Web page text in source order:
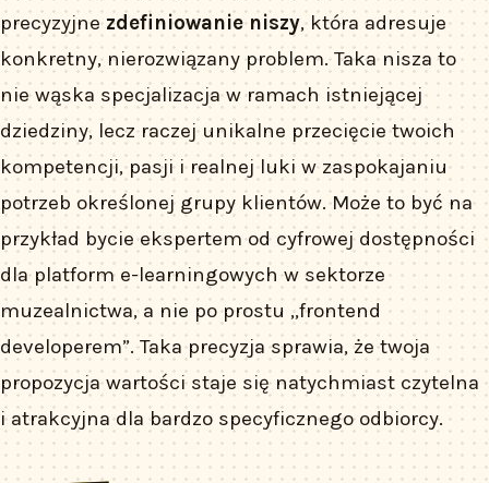
precyzyjnezdefiniowanie niszy, która adresuje
konkretny, nierozwiązany problem. Taka nisza to
nie wąska specjalizacja w ramach istniejącej
dziedziny, lecz raczej unikalne przecięcie twoich
kompetencji, pasji i realnej luki w zaspokajaniu
potrzeb określonej grupy klientów. Może to być na
przykład bycie ekspertem od cyfrowej dostępności
dla platform e-learningowych w sektorze
muzealnictwa, a nie po prostu „frontend
developerem”. Taka precyzja sprawia, że twoja
propozycja wartości staje się natychmiast czytelna
i atrakcyjna dla bardzo specyficznego odbiorcy.